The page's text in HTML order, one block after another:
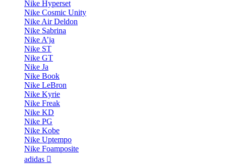
Nike Hyperset
Nike Cosmic Unity
Nike Air Deldon
Nike Sabrina
Nike A’ja
Nike ST
Nike GT
Nike Ja
Nike Book
Nike LeBron
Nike Kyrie
Nike Freak
Nike KD
Nike PG
Nike Kobe
Nike Uptempo
Nike Foamposite
adidas